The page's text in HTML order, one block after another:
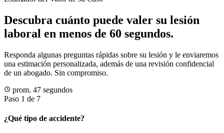
Descubra cuánto puede valer su lesión
laboral en menos de 60 segundos.
Responda algunas preguntas rápidas sobre su lesión y le enviaremos
una estimación personalizada, además de una revisión confidencial
de un abogado. Sin compromiso.
prom. 47 segundos
Paso 1 de 7
¿Qué tipo de accidente?